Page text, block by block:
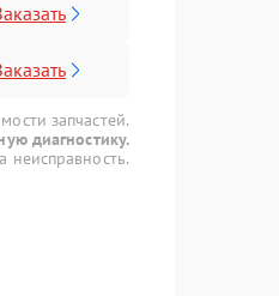
запчастей.
диагностику.